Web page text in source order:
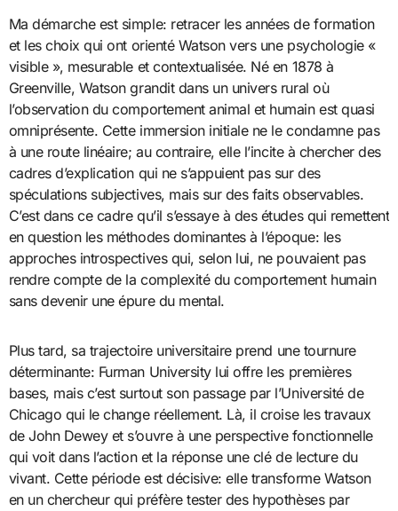
Ma démarche est simple: retracer les années de formation
et les choix qui ont orienté Watson vers une psychologie «
visible », mesurable et contextualisée. Né en 1878 à
Greenville, Watson grandit dans un univers rural où
l’observation du comportement animal et humain est quasi
omniprésente. Cette immersion initiale ne le condamne pas
à une route linéaire; au contraire, elle l’incite à chercher des
cadres d’explication qui ne s’appuient pas sur des
spéculations subjectives, mais sur des faits observables.
C’est dans ce cadre qu’il s’essaye à des études qui remettent
en question les méthodes dominantes à l’époque: les
approches introspectives qui, selon lui, ne pouvaient pas
rendre compte de la complexité du comportement humain
sans devenir une épure du mental.
Plus tard, sa trajectoire universitaire prend une tournure
déterminante: Furman University lui offre les premières
bases, mais c’est surtout son passage par l’Université de
Chicago qui le change réellement. Là, il croise les travaux
de John Dewey et s’ouvre à une perspective fonctionnelle
qui voit dans l’action et la réponse une clé de lecture du
vivant. Cette période est décisive: elle transforme Watson
en un chercheur qui préfère tester des hypothèses par